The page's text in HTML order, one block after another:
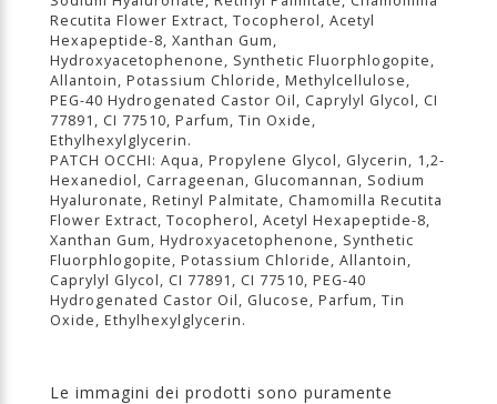
Recutita Flower Extract, Tocopherol, Acetyl
Hexapeptide-8, Xanthan Gum,
Hydroxyacetophenone, Synthetic Fluorphlogopite,
Allantoin, Potassium Chloride, Methylcellulose,
PEG-40 Hydrogenated Castor Oil, Caprylyl Glycol, CI
77891, CI 77510, Parfum, Tin Oxide,
Ethylhexylglycerin.
PATCH OCCHI: Aqua, Propylene Glycol, Glycerin, 1,2-
Hexanediol, Carrageenan, Glucomannan, Sodium
Hyaluronate, Retinyl Palmitate, Chamomilla Recutita
Flower Extract, Tocopherol, Acetyl Hexapeptide-8,
Xanthan Gum, Hydroxyacetophenone, Synthetic
Fluorphlogopite, Potassium Chloride, Allantoin,
Caprylyl Glycol, CI 77891, CI 77510, PEG-40
Hydrogenated Castor Oil, Glucose, Parfum, Tin
Oxide, Ethylhexylglycerin.
Le immagini dei prodotti sono puramente